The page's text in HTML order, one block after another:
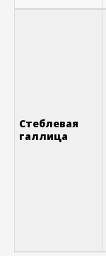
Стеблевая
галлица